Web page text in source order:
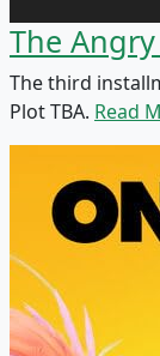
The
The third
Plot TBA. Read